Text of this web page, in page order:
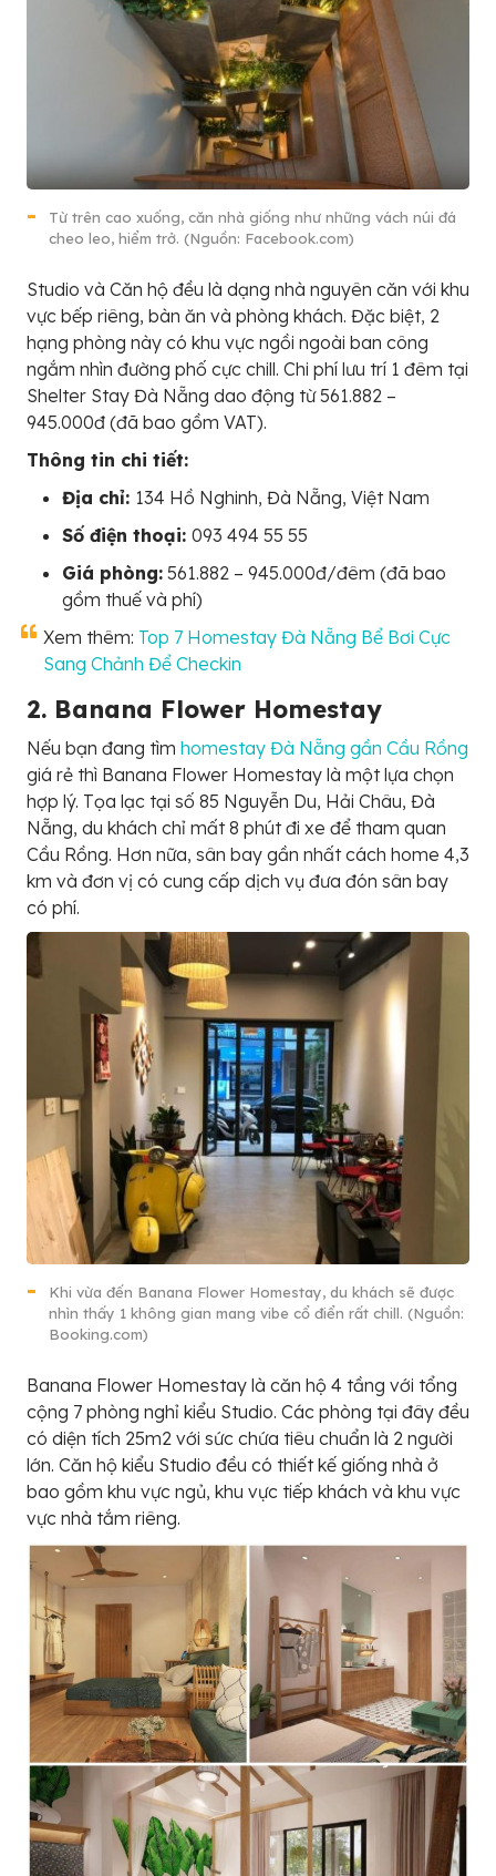
Từ trên cao xuống, căn nhà giống như những vách núi đá
cheo leo, hiểm trở. (Nguồn: Facebook.com)
Studio và Căn hộ đều là dạng nhà nguyên căn với khu
vực bếp riêng, bàn ăn và phòng khách. Đặc biệt, 2
hạng phòng này có khu vực ngồi ngoài ban công
ngắm nhìn đường phố cực chill. Chi phí lưu trí 1 đêm tại
Shelter Stay Đà Nẵng dao động từ 561.882 –
945.000đ (đã bao gồm VAT).
Thông tin chi tiết:
Địa chỉ: 134 Hồ Nghinh, Đà Nẵng, Việt Nam
Số điện thoại: 093 494 55 55
Giá phòng: 561.882 – 945.000đ/đêm (đã bao
gồm thuế và phí)
Xem thêm: Top 7 Homestay Đà Nẵng Bể Bơi Cực
Sang Chảnh Để Checkin
2. Banana Flower Homestay
Nếu bạn đang tìm homestay Đà Nẵng gần Cầu Rồng
giá rẻ thì Banana Flower Homestay là một lựa chọn
hợp lý. Tọa lạc tại số 85 Nguyễn Du, Hải Châu, Đà
Nẵng, du khách chỉ mất 8 phút đi xe để tham quan
Cầu Rồng. Hơn nữa, sân bay gần nhất cách home 4,3
km và đơn vị có cung cấp dịch vụ đưa đón sân bay
có phí.
Khi vừa đến Banana Flower Homestay, du khách sẽ được
nhìn thấy 1 không gian mang vibe cổ điển rất chill. (Nguồn:
Booking.com)
Banana Flower Homestay là căn hộ 4 tầng với tổng
cộng 7 phòng nghỉ kiểu Studio. Các phòng tại đây đều
có diện tích 25m2 với sức chứa tiêu chuẩn là 2 người
lớn. Căn hộ kiểu Studio đều có thiết kế giống nhà ở
bao gồm khu vực ngủ, khu vực tiếp khách và khu vực
vực nhà tắm riêng.